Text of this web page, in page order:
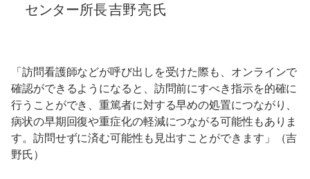
センター所長 吉野 亮 氏
「訪問看護師などが呼び出しを受けた際も、オンラインで
確認ができるようになると、訪問前にすべき指示を的確に
行うことができ、重篤者に対する早めの処置につながり、
病状の早期回復や重症化の軽減につながる可能性もありま
す。訪問せずに済む可能性も見出すことができます」（吉
野氏）